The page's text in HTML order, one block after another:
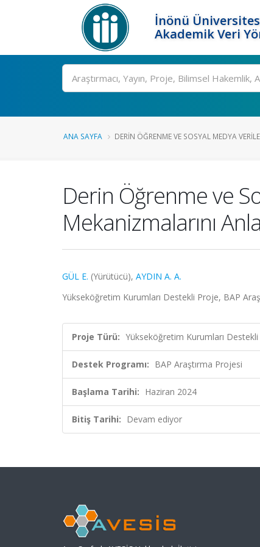
İnönü
Akademik Veri
Ara
ANA SAYFA DERIN ÖĞRENME VE SOSYAL MEDYA
Derin Öğrenme ve
Mekanizmalarını
GÜL E. (Yürütücü), AYDIN A. A.
Yükseköğretim Kurumları Destekli Proje, BAP
Proje Türü: Yükseköğretim Kurumları
Destek Programı: BAP Araştırma Projesi
Başlama Tarihi: Haziran 2024
Bitiş Tarihi: Devam ediyor